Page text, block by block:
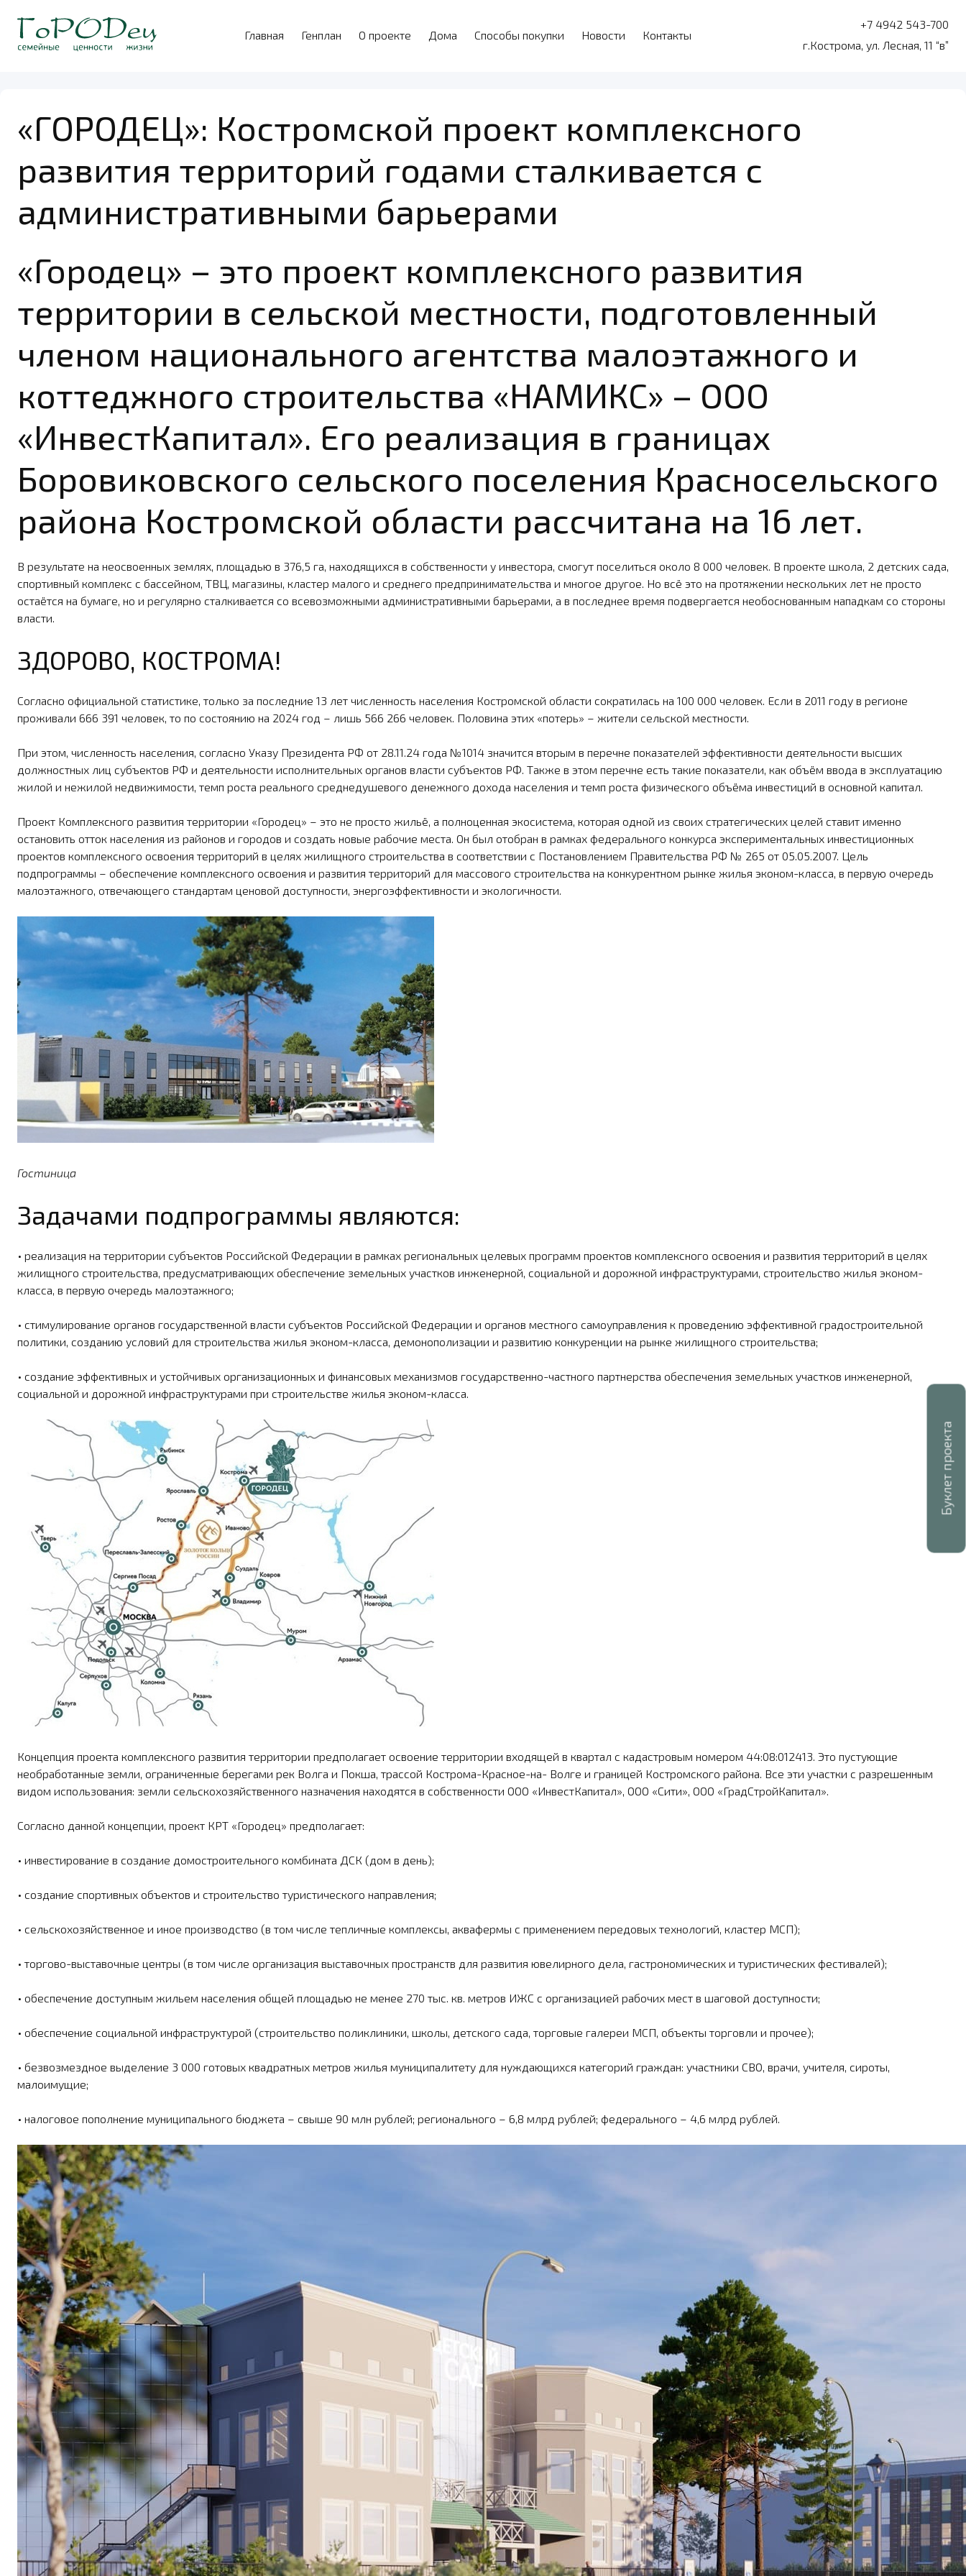
Буклет проекта
Главная Генплан О проекте Дома Способы покупки Новости Контакты
+7 4942 543-700
г.Кострома, ул. Лесная, 11 “в”
«ГОРОДЕЦ»: Костромской проект комплексного
развития территорий годами сталкивается с
административными барьерами
«Городец» – это проект комплексного развития
территории в сельской местности, подготовленный
членом национального агентства малоэтажного и
коттеджного строительства «НАМИКС» – ООО
«ИнвестКапитал». Его реализация в границах
Боровиковского сельского поселения Красносельского
района Костромской области рассчитана на 16 лет.
В результате на неосвоенных землях, площадью в 376,5 га, находящих­ся в собственности у инвестора, смогут поселиться около 8 000 чело­век. В проекте школа, 2 детских сада,
спортивный комплекс с бассейном, ТВЦ, магазины, кластер малого и среднего предпринимательства и многое другое. Но всё это на протяжении нескольких лет не просто
остаётся на бумаге, но и регулярно сталкивается со всевозмож­ными административными барьерами, а в последнее время подвергается не­обоснованным нападкам со стороны
власти.
ЗДОРОВО, КОСТРОМА!
Согласно официальной статистике, только за последние 13 лет числен­ность населения Костромской области сократилась на 100 000 человек. Если в 2011 году в регионе
проживали 666 391 человек, то по состоянию на 2024 год – лишь 566 266 человек. Полови­на этих «потерь» – жители сельской местности.
При этом, численность населения, согласно Указу Президента РФ от 28.11.24 года №1014 значится вторым в перечне показателей эффективности деятельности высших
должностных лиц субъектов РФ и деятельности испол­нительных органов власти субъектов РФ. Также в этом перечне есть такие показатели, как объём ввода в эксплуа­тацию
жилой и нежилой недвижимости, темп роста реального среднедушевого денежного дохода населения и темп роста физического объёма инвестиций в основной капитал.
Проект Комплексного развития территории «Городец» – это не про­сто жильё, а полноценная экосистема, которая одной из своих стратегических целей ставит именно
остановить от­ток населения из районов и городов и создать новые рабочие места. Он был отобран в рамках федерального конкурса экспериментальных инве­стиционных
проектов комплексного освоения территорий в целях жилищ­ного строительства в соответствии с Постановлением Правительства РФ № 265 от 05.05.2007. Цель
подпрограммы – обеспечение комплексного освоения и развития территорий для массового строительства на конкурентном рынке жилья эконом-класса, в первую очередь
малоэтажного, отвечающего стандартам ценовой доступности, энергоэффек­тивности и экологичности.
Гостиница
Задачами подпрограммы являются:
• реализация на территории субъ­ектов Российской Федерации в рамках региональных целевых программ про­ектов комплексного освоения и раз­вития территорий в целях
жилищного строительства, предусматривающих обеспечение земельных участков инженерной, социальной и дорожной инфраструктурами, строительство жи­лья эконом-
класса, в первую очередь малоэтажного;
• стимулирование органов государ­ственной власти субъектов Российской Федерации и органов местного само­управления к проведению эффективной градостроительной
политики, созда­нию условий для строительства жилья эконом-класса, демонополизации и развитию конкуренции на рынке жи­лищного строительства;
• создание эффективных и устойчи­вых организационных и финансовых механизмов государственно-частного партнерства обеспечения земельных участков инженерной,
социальной и дорожной инфраструктурами при строительстве жилья эконом-класса.
Концепция проекта комплексного развития территории предполагает ос­воение территории входящей в квартал с кадастровым номером 44:08:012413. Это пустующие
необработанные земли, ограниченные берегами рек Волга и Покша, трассой Кострома-Красное-на- Волге и границей Костромского рай­она. Все эти участки с разрешенным
видом использования: земли сельско­хозяйственного назначения находятся в собственности ООО «ИнвестКапитал», ООО «Сити», ООО «ГрадСтройКапитал».
Согласно данной концепции, проект КРТ «Городец» предполагает:
• инвестирование в создание до­мостроительного комбината ДСК (дом в день);
• создание спортивных объек­тов и строительство туристического направления;
• сельскохозяйственное и иное производство (в том числе тепличные комплексы, аквафермы с применением передовых технологий, кластер МСП);
• торгово-выставочные центры (в том числе организация выставочных пространств для развития ювелирного дела, гастрономических и туристиче­ских фестивалей);
• обеспечение доступным жильем населения общей площадью не менее 270 тыс. кв. метров ИЖС с организацией рабочих мест в шаговой доступности;
• обеспечение социальной инфра­структурой (строительство поликли­ники, школы, детского сада, торговые галереи МСП, объекты торговли и прочее);
• безвозмездное выделение 3 000 готовых квадратных метров жилья муниципалитету для нуждающихся кате­горий граждан: участники СВО, врачи, учителя, сироты,
малоимущие;
• налоговое пополнение муниципального бюджета – свыше 90 млн рублей; регионального – 6,8 млрд рублей; федерального – 4,6 млрд рублей.